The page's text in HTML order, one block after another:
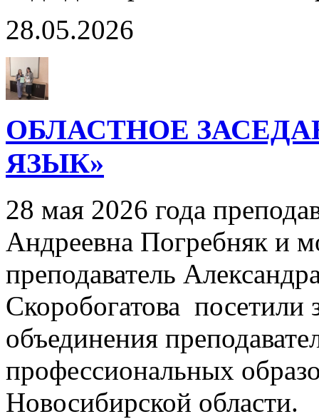
28.05.2026
ОБЛАСТНОЕ
ЯЗЫК»
28 мая 2026 года
Андреевна Погребняк и
преподаватель
Скоробогатова посетили
объединения
профессиональных
Новосибирской области.